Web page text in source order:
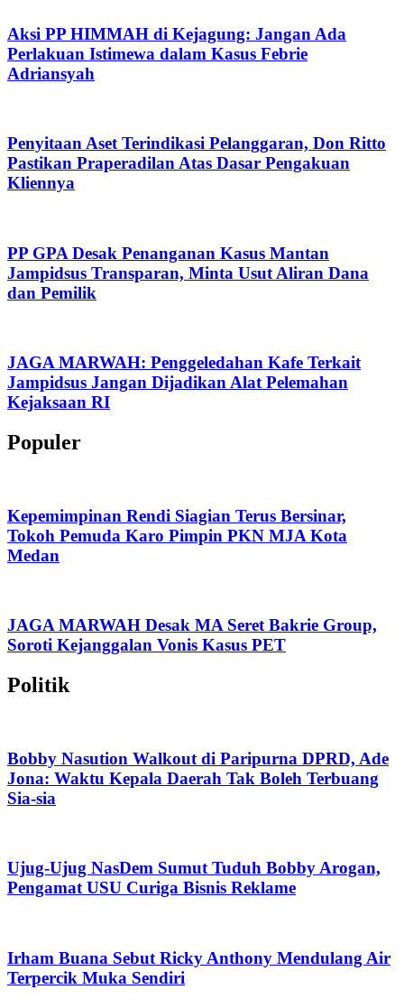
Aksi PP HIMMAH di Kejagung: Jangan Ada
Perlakuan Istimewa dalam Kasus Febrie
Adriansyah
Penyitaan Aset Terindikasi Pelanggaran, Don Ritto
Pastikan Praperadilan Atas Dasar Pengakuan
Kliennya
PP GPA Desak Penanganan Kasus Mantan
Jampidsus Transparan, Minta Usut Aliran Dana
dan Pemilik
JAGA MARWAH: Penggeledahan Kafe Terkait
Jampidsus Jangan Dijadikan Alat Pelemahan
Kejaksaan RI
Populer
Kepemimpinan Rendi Siagian Terus Bersinar,
Tokoh Pemuda Karo Pimpin PKN MJA Kota
Medan
JAGA MARWAH Desak MA Seret Bakrie Group,
Soroti Kejanggalan Vonis Kasus PET
Politik
Bobby Nasution Walkout di Paripurna DPRD, Ade
Jona: Waktu Kepala Daerah Tak Boleh Terbuang
Sia-sia
Ujug-Ujug NasDem Sumut Tuduh Bobby Arogan,
Pengamat USU Curiga Bisnis Reklame
Irham Buana Sebut Ricky Anthony Mendulang Air
Terpercik Muka Sendiri